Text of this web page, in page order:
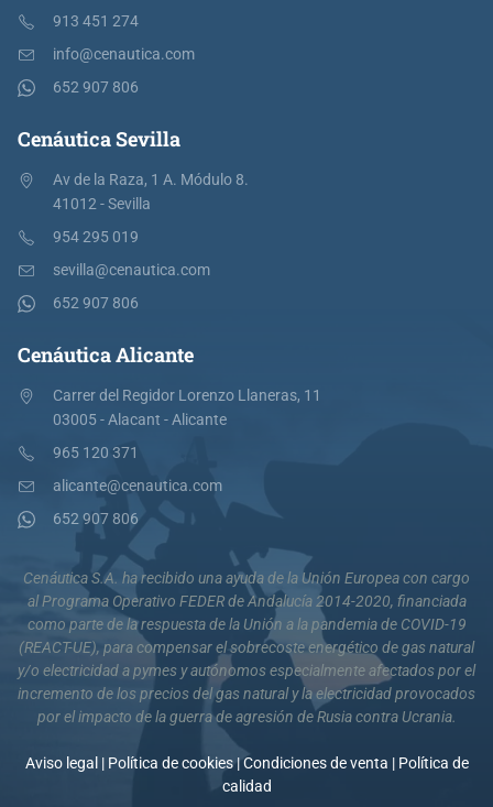
913 451 274
info@cenautica.com
652 907 806
Cenáutica Sevilla
Av de la Raza, 1 A. Módulo 8.
41012 - Sevilla
954 295 019
sevilla@cenautica.com
652 907 806
Cenáutica Alicante
Carrer del Regidor Lorenzo Llaneras, 11
03005 - Alacant - Alicante
965 120 371
alicante@cenautica.com
652 907 806
Cenáutica S.A. ha recibido una ayuda de la Unión Europea con cargo
al Programa Operativo FEDER de Andalucía 2014-2020, financiada
como parte de la respuesta de la Unión a la pandemia de COVID-19
(REACT-UE), para compensar el sobrecoste energético de gas natural
y/o electricidad a pymes y autónomos especialmente afectados por el
incremento de los precios del gas natural y la electricidad provocados
por el impacto de la guerra de agresión de Rusia contra Ucrania.
Aviso legal| Política de cookies|Condiciones de venta | Política de
calidad